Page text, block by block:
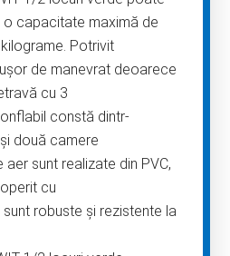
o capacitate maximă de
Potrivit
de manevrat deoarece
cu 3
constă dintr-
două camere
aer sunt realizate din PVC,
cu
robuste și rezistente la